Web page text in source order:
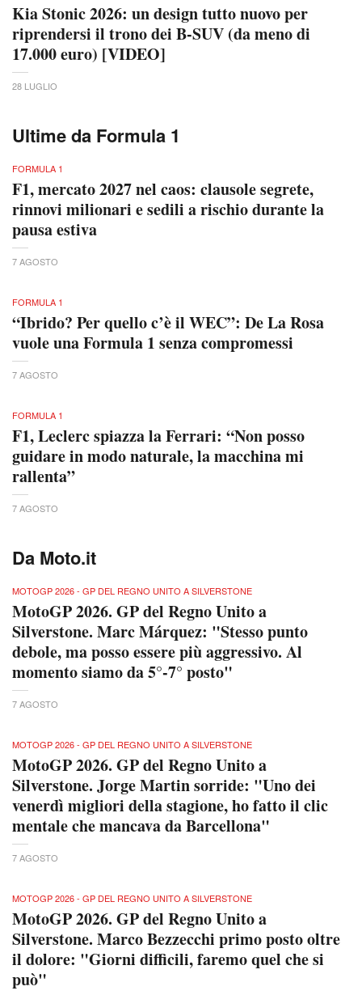
Kia Stonic 2026: un design tutto nuovo per
riprendersi il trono dei B-SUV (da meno di
17.000 euro) [VIDEO]
28 LUGLIO
Ultime da Formula 1
FORMULA 1
F1, mercato 2027 nel caos: clausole segrete,
rinnovi milionari e sedili a rischio durante la
pausa estiva
7 AGOSTO
FORMULA 1
“Ibrido? Per quello c’è il WEC”: De La Rosa
vuole una Formula 1 senza compromessi
7 AGOSTO
FORMULA 1
F1, Leclerc spiazza la Ferrari: “Non posso
guidare in modo naturale, la macchina mi
rallenta”
7 AGOSTO
Da Moto.it
MOTOGP 2026 - GP DEL REGNO UNITO A SILVERSTONE
MotoGP 2026. GP del Regno Unito a
Silverstone. Marc Márquez: "Stesso punto
debole, ma posso essere più aggressivo. Al
momento siamo da 5°-7° posto"
7 AGOSTO
MOTOGP 2026 - GP DEL REGNO UNITO A SILVERSTONE
MotoGP 2026. GP del Regno Unito a
Silverstone. Jorge Martin sorride: "Uno dei
venerdì migliori della stagione, ho fatto il clic
mentale che mancava da Barcellona"
7 AGOSTO
MOTOGP 2026 - GP DEL REGNO UNITO A SILVERSTONE
MotoGP 2026. GP del Regno Unito a
Silverstone. Marco Bezzecchi primo posto oltre
il dolore: "Giorni difficili, faremo quel che si
può"